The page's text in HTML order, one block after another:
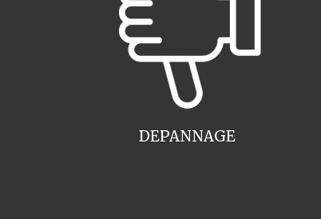
DEPANNAGE